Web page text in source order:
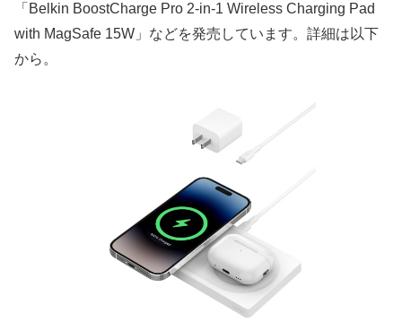
「Belkin BoostCharge Pro 2-in-1 Wireless Charging Pad
with MagSafe 15W」などを発売しています。詳細は以下
から。